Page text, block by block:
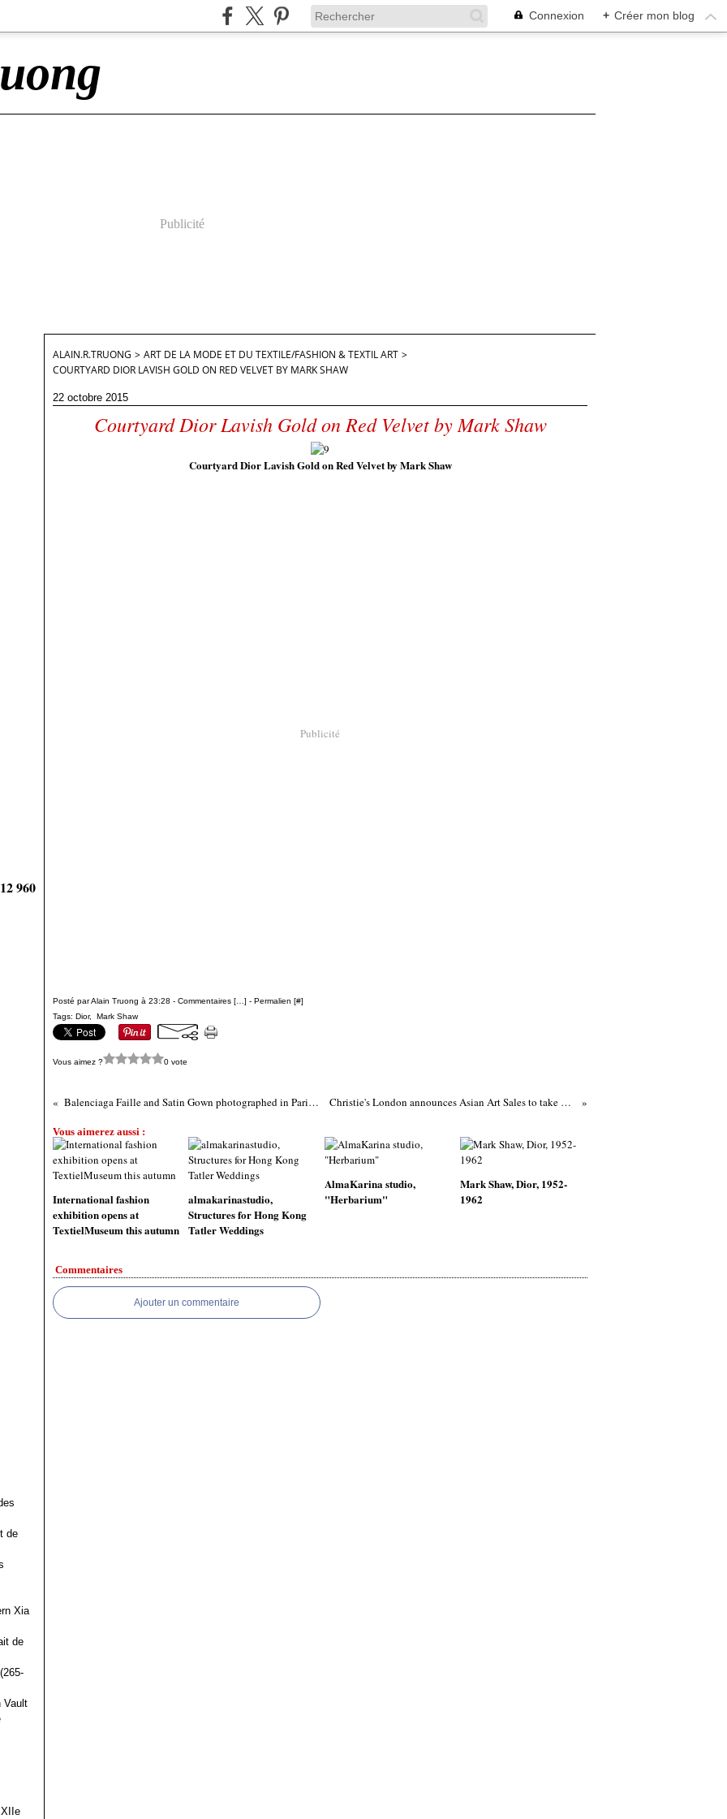
Connexion + Créer mon blog
Publicité
960
de
Xia
de
Vault
ALAIN.R.TRUONG > ART DE LA MODE ET DU TEXTILE/FASHION & TEXTIL ART >
COURTYARD DIOR LAVISH GOLD ON RED VELVET BY MARK SHAW
22 octobre 2015
Courtyard Dior Lavish Gold on Red Velvet by Mark Shaw
Courtyard Dior Lavish Gold on Red Velvet by Mark Shaw
Publicité
Posté par Alain Truong à 23:28 - Commentaires [ ] - Permalien [#]
Tags: Dior, Mark Shaw
Vous aimez ? 0 vote
Balenciaga Faille and Satin Gown photographed in Paris, September 5, 1955 by Mark Shaw Christie's London announces Asian Art Sales to take place between 10 and 13 November
Vous aimerez aussi :
International fashion
exhibition opens at
TextielMuseum this autumn
almakarinastudio,
Structures for Hong Kong
Tatler Weddings
AlmaKarina studio,
"Herbarium"
Mark Shaw, Dior, 1952-
1962
Commentaires
Ajouter un commentaire